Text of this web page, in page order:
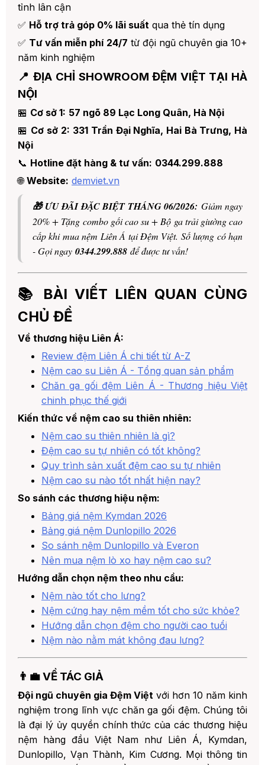
tỉnh lân cận
✅ Hỗ trợ trả góp 0% lãi suất qua thẻ tín dụng
✅ Tư vấn miễn phí 24/7 từ đội ngũ chuyên gia 10+
năm kinh nghiệm
📍 ĐỊA CHỈ SHOWROOM ĐỆM VIỆT TẠI HÀ
NỘI
🏪 Cơ sở 1: 57 ngõ 89 Lạc Long Quân, Hà Nội
🏪 Cơ sở 2: 331 Trần Đại Nghĩa, Hai Bà Trưng, Hà
Nội
📞 Hotline đặt hàng & tư vấn: 0344.299.888
🌐Website: demviet.vn
🎁 ƯU ĐÃI ĐẶC BIỆT THÁNG 06/2026: Giảm ngay
20% + Tặng combo gối cao su + Bộ ga trải giường cao
cấp khi mua nệm Liên Á tại Đệm Việt. Số lượng có hạn
- Gọi ngay 0344.299.888 để được tư vấn!
📚 BÀI VIẾT LIÊN QUAN CÙNG
CHỦ ĐỀ
Về thương hiệu Liên Á:
Review đệm Liên Á chi tiết từ A-Z
Nệm cao su Liên Á - Tổng quan sản phẩm
Chăn ga gối đệm Liên Á - Thương hiệu Việt
chinh phục thế giới
Kiến thức về nệm cao su thiên nhiên:
Nệm cao su thiên nhiên là gì?
Đệm cao su tự nhiên có tốt không?
Quy trình sản xuất đệm cao su tự nhiên
Nệm cao su nào tốt nhất hiện nay?
So sánh các thương hiệu nệm:
Bảng giá nệm Kymdan 2026
Bảng giá nệm Dunlopillo 2026
So sánh nệm Dunlopillo và Everon
Nên mua nệm lò xo hay nệm cao su?
Hướng dẫn chọn nệm theo nhu cầu:
Nệm nào tốt cho lưng?
Nệm cứng hay nệm mềm tốt cho sức khỏe?
Hướng dẫn chọn đệm cho người cao tuổi
Nệm nào nằm mát không đau lưng?
👨‍💼 VỀ TÁC GIẢ
Đội ngũ chuyên gia Đệm Việt với hơn 10 năm kinh
nghiệm trong lĩnh vực chăn ga gối đệm. Chúng tôi
là đại lý ủy quyền chính thức của các thương hiệu
nệm hàng đầu Việt Nam như Liên Á, Kymdan,
Dunlopillo, Vạn Thành, Kim Cương. Mọi thông tin